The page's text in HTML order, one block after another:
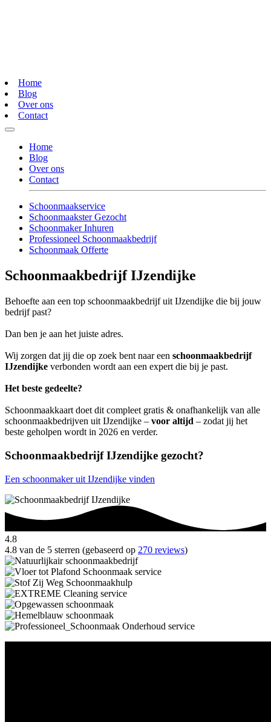
Home
Blog
Over ons
Contact
Home
Blog
Over ons
Contact
Schoonmaakservice
Schoonmaakster Gezocht
Schoonmaker Inhuren
Professioneel Schoonmaakbedrijf
Schoonmaak Offerte
Schoonmaakbedrijf IJzendijke
Behoefte aan een top schoonmaakbedrijf uit IJzendijke die bij jouw
bedrijf past?
Dan ben je aan het juiste adres.
Wij zorgen dat jij die op zoek bent naar een schoonmaakbedrijf
IJzendijke verbonden wordt aan een expert die bij je past.
Het beste gedeelte?
Schoonmaakkaart doet dit compleet gratis & onafhankelijk van alle
schoonmaakbedrijven uit IJzendijke – voor altijd – zodat jij het
beste geholpen wordt in 2026 en verder.
Schoonmaakbedrijf IJzendijke gezocht?
Een schoonmaker uit IJzendijke vinden
4.8
4.8 van de 5 sterren (gebaseerd op 270 reviews)